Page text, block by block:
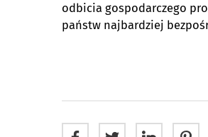
odbicia gospodarczego
państw najbardziej